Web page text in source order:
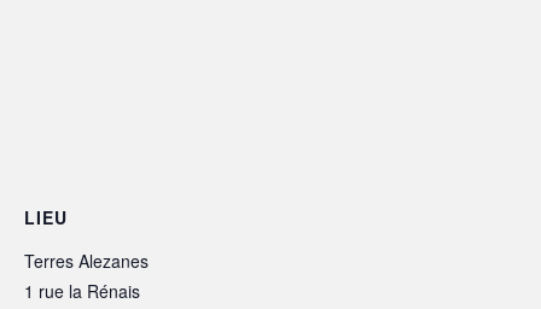
LIEU
Terres Alezanes
1 rue la Rénais